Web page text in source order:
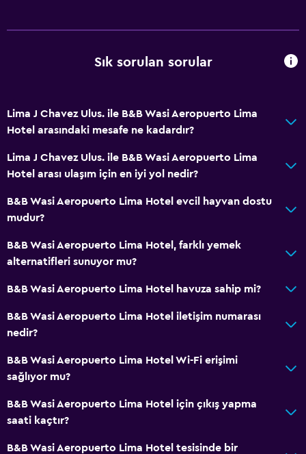
Sık sorulan sorular
Lima J Chavez Ulus. ile B&B Wasi Aeropuerto Lima
Hotel arasındaki mesafe ne kadardır?
Lima J Chavez Ulus. ile B&B Wasi Aeropuerto Lima
Hotel arası ulaşım için en iyi yol nedir?
B&B Wasi Aeropuerto Lima Hotel evcil hayvan dostu
mudur?
B&B Wasi Aeropuerto Lima Hotel, farklı yemek
alternatifleri sunuyor mu?
B&B Wasi Aeropuerto Lima Hotel havuza sahip mi?
B&B Wasi Aeropuerto Lima Hotel iletişim numarası
nedir?
B&B Wasi Aeropuerto Lima Hotel Wi-Fi erişimi
sağlıyor mu?
B&B Wasi Aeropuerto Lima Hotel için çıkış yapma
saati kaçtır?
B&B Wasi Aeropuerto Lima Hotel tesisinde bir